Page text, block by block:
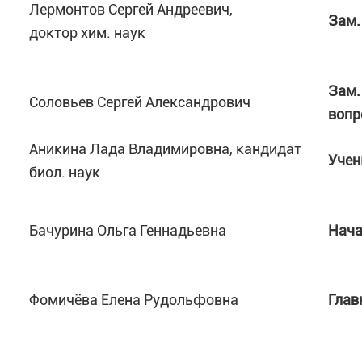
Лермонтов Сергей Андреевич,
доктор хим. наук
Зам.
Соловьев Сергей Александрович
Зам.
Аникина Лада Владимировна, кандидат
биол. наук
Бачурина Ольга Геннадьевна
Фомичёва Елена Рудольфовна